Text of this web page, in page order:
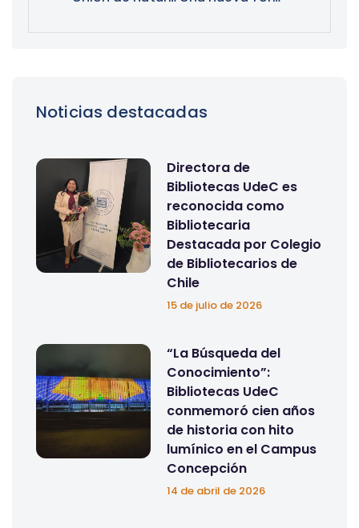
Noticias destacadas
Directora de
Bibliotecas UdeC es
reconocida como
Bibliotecaria
Destacada por Colegio
de Bibliotecarios de
Chile
15 de julio de 2026
“La Búsqueda del
Conocimiento”:
Bibliotecas UdeC
conmemoró cien años
de historia con hito
lumínico en el Campus
Concepción
14 de abril de 2026